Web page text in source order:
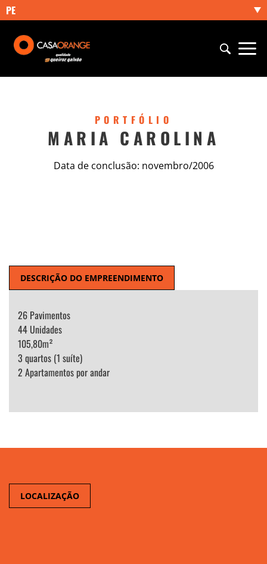
PE
PORTFÓLIO
MARIA CAROLINA
Data de conclusão: novembro/2006
DESCRIÇÃO DO EMPREENDIMENTO
26 Pavimentos
44 Unidades
105,80m²
3 quartos (1 suíte)
2 Apartamentos por andar
LOCALIZAÇÃO